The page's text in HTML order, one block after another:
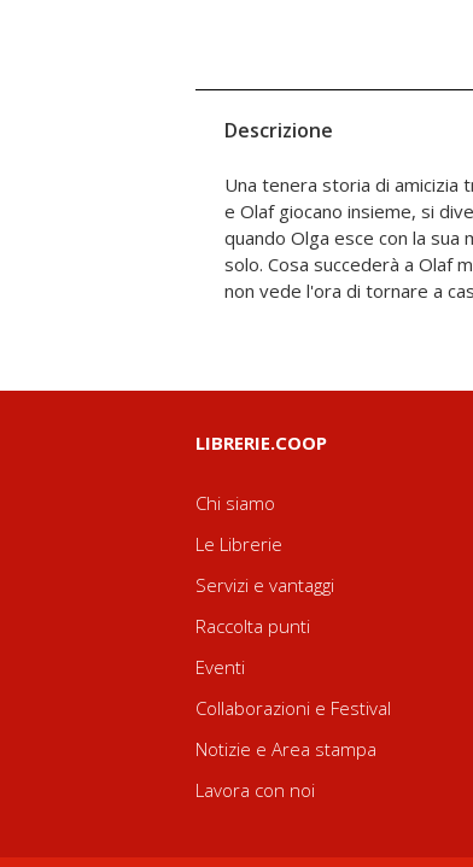
Descrizione
Una tenera storia di amicizia
e Olaf giocano insieme, si
quando Olga esce con la sua
solo. Cosa succederà a Olaf
non vede l'ora di tornare a
Olaf... I bambini adorano gli
quell'amore che
per bambini dai 2 ai 5 anni,
LIBRERIE.COOP
Chi siamo
Le Librerie
Servizi e vantaggi
Raccolta punti
Eventi
Collaborazioni e Festival
Notizie e Area stampa
Lavora con noi